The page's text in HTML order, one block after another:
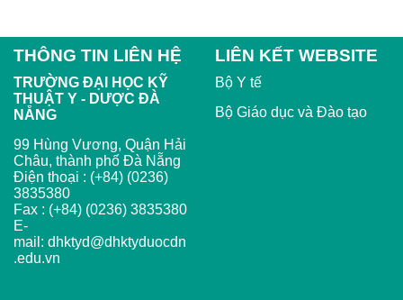
THÔNG TIN LIÊN HỆ
TRƯỜNG ĐẠI HỌC KỸ
THUẬT Y - DƯỢC ĐÀ
NẴNG
99 Hùng Vương, Quận Hải
Châu, thành phố Đà Nẵng
Điện thoại : (+84) (0236)
3835380
Fax : (+84) (0236) 3835380
E-
mail: dhktyd@dhktyduocdn
.edu.vn
LIÊN KẾT WEBSITE
Bộ Y tế
Bộ Giáo dục và Đào tạo